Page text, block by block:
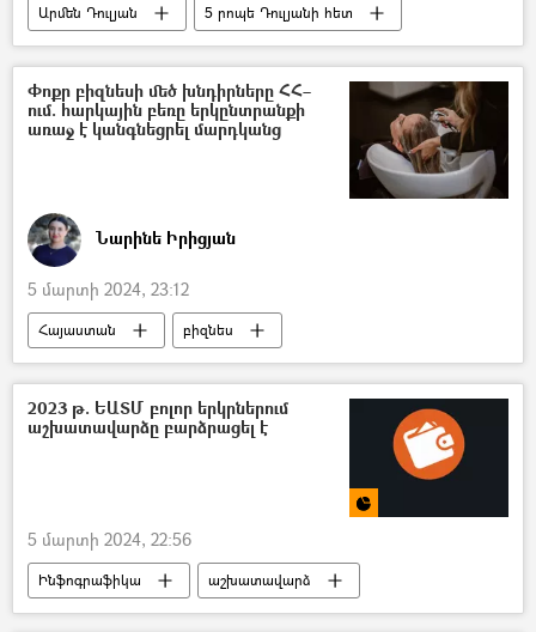
Արմեն Դուլյան
5 րոպե Դուլյանի հետ
Շվեյցարիա
թոշակառու
Փոքր բիզնեսի մեծ խնդիրները ՀՀ–
ում. հարկային բեռը երկընտրանքի
առաջ է կանգնեցրել մարդկանց
Նարինե Իրիցյան
5 մարտի 2024, 23:12
Հայաստան
բիզնես
Փոքր և միջին ձեռնարկություն (ՓՄՁ)
գեղեցկության սրահ
կրպակ
հարկեր
առևտուր
2023 թ. ԵԱՏՄ բոլոր երկրներում
աշխատավարձը բարձրացել է
5 մարտի 2024, 22:56
Ինֆոգրաֆիկա
աշխատավարձ
Եվրասիական տնտեսական միություն (ԵԱՏՄ)